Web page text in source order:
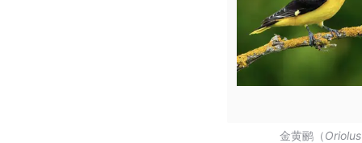
金黄鹂（